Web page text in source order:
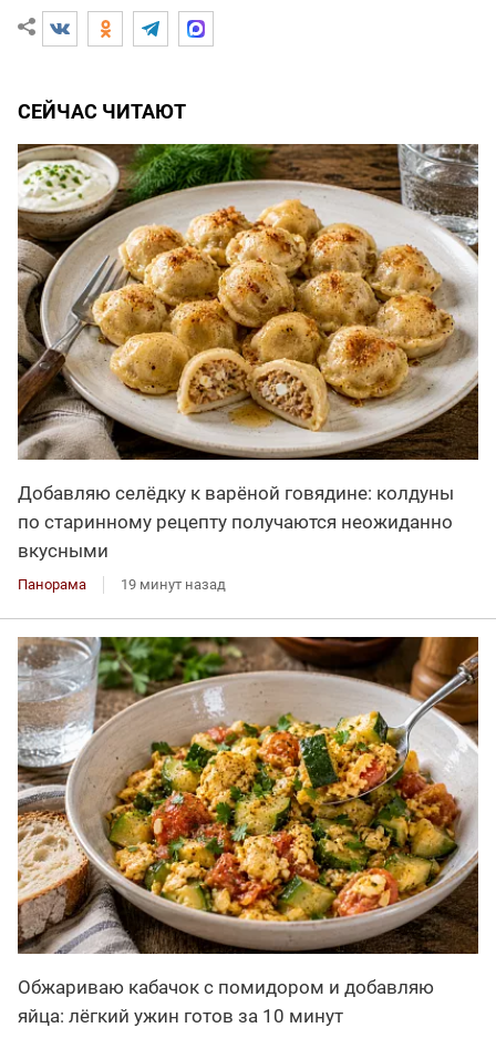
СЕЙЧАС ЧИТАЮТ
Добавляю селёдку к варёной говядине: колдуны
по старинному рецепту получаются неожиданно
вкусными
Панорама 19 минут назад
Обжариваю кабачок с помидором и добавляю
яйца: лёгкий ужин готов за 10 минут